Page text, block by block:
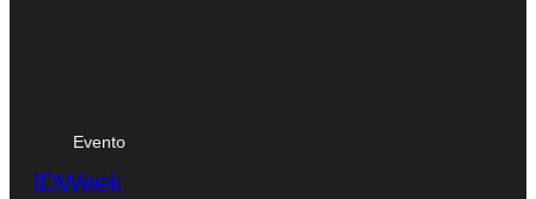
Evento
IDWeek